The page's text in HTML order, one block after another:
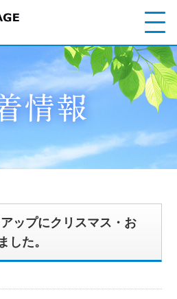
ップにクリスマス・お
した。